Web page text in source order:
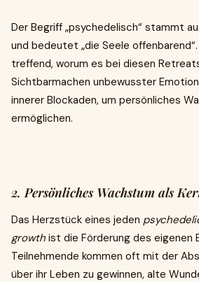
Der Begriff „psychedelisch“ stammt
und bedeutet „die Seele
treffend, worum es bei diesen
Sichtbarmachen unbewusster
innerer Blockaden, um persönliches
ermöglichen.
2. Persönliches Wachstum als
Das Herzstück eines jeden
growth ist die Förderung des eigenen
Teilnehmende kommen oft mit der
über ihr Leben zu gewinnen, alte